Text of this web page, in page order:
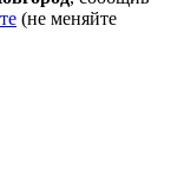
(не меняйте